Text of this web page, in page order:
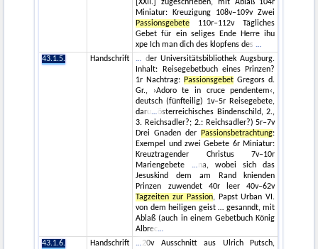
[XXII.] zugeschrieben, mit Ablaß 104r
Miniatur: Kreuzigung 108v–109v Zwei
Passionsgebete 110r–112v Tägliches
Gebet für ein seliges Ende Herre ihu
xpe Ich man dich des klopfens des
43.1.5.
Handschrift
der Universitätsbibliothek Augsburg.
Inhalt: Reisegebetbuch eines Prinzen?
1r Nachtrag: Passionsgebet Gregors d.
Gr., ›Adoro te in cruce pendentem‹,
deutsch (fünfteilig) 1v–5r Reisegebete,
daru
österreichisches Bindenschild, 2.,
3. Reichsadler?; 2.: Reichsadler?) 5r–7v
Drei Gnaden der
Passionsbetrachtung:
Exempel und zwei Gebete 6r Miniatur:
Kreuztragender Christus 7v–10r
Mariengebete
na, wobei sich das
Jesuskind dem am Rand knienden
Prinzen zuwendet 40r leer 40v–62v
Tagzeiten zur Passion, Papst Urban VI.
von dem heiligen geist … gesanndt, mit
Ablaß (auch in einem Gebetbuch König
Albrec
43.1.6.
Handschrift
20v Ausschnitt aus Ulrich Putsch,